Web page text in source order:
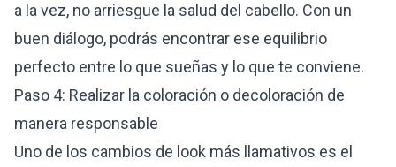
a la vez, no arriesgue la salud del cabello. Con un
buen diálogo, podrás encontrar ese equilibrio
perfecto entre lo que sueñas y lo que te conviene.
Paso 4: Realizar la coloración o decoloración de
manera responsable
Uno de los cambios de look más llamativos es el